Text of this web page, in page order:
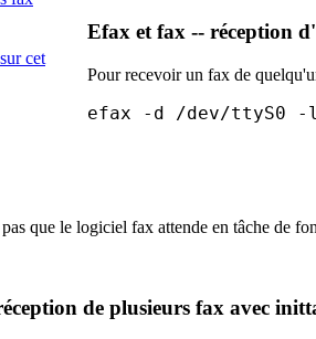
cet
Efax et fax -- réception
Pour recevoir un fax de
efax -d /dev/ttyS0
que le logiciel fax attende en tâche de
de plusieurs fax avec